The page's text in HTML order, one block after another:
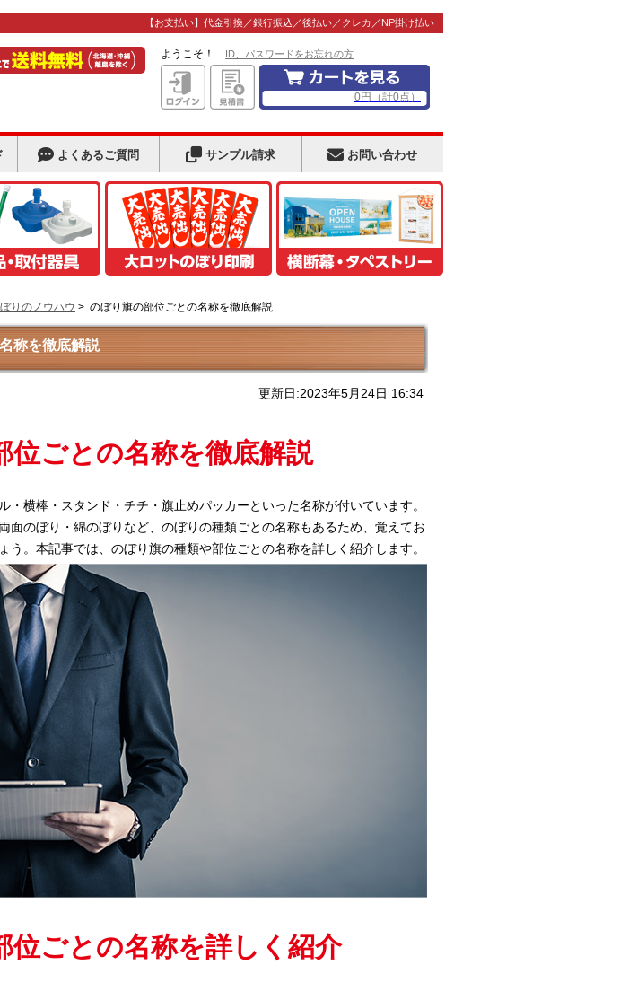
【お支払い】代金引換／銀行振込／後払い／クレカ／NP掛け払い
ようこそ！ ID、パスワードをお忘れの方
0円 （計0点）
よくあるご質問 サンプル請求 お問い合わせ
りのノウハウ > のぼり旗の部位ごとの名称を徹底解説
称を徹底解説
更新日:2023年5月24日 16:34
位ごとの名称を徹底解説
・横棒・スタンド・チチ・旗止めパッカーといった名称が付いています。
面のぼり・綿のぼりなど、のぼりの種類ごとの名称もあるため、覚えてお
う。本記事では、のぼり旗の種類や部位ごとの名称を詳しく紹介します。
位ごとの名称を詳しく紹介